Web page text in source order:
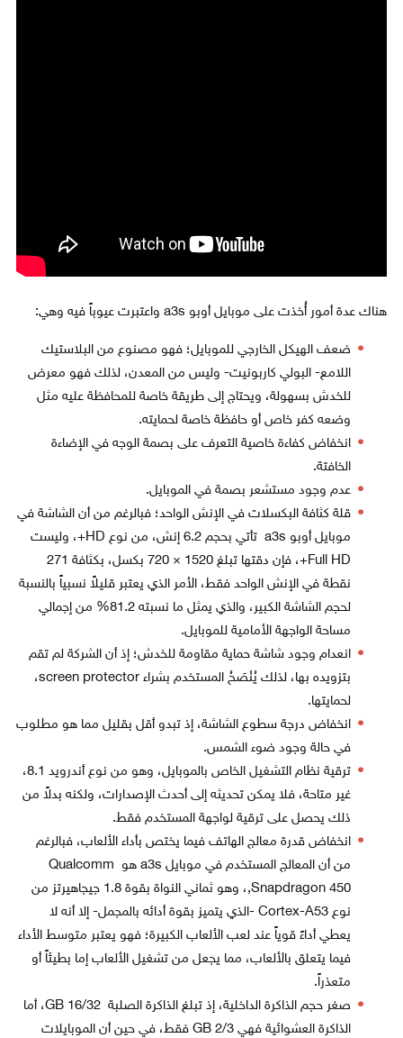
هناك عدة أمور أُخذت على موبايل أوبو a3s واعتبرت عيوباً فيه وهي:
ضعف الهيكل الخارجي للموبايل؛ فهو مصنوع من البلاستيك
اللامع- البولي كاربونيت- وليس من المعدن، لذلك فهو معرض
للخدش بسهولة، ويحتاج إلى طريقة خاصة للمحافظة عليه مثل
وضعه كفر خاص أو حافظة خاصة لحمايته.
انخفاض كفاءة خاصية التعرف على بصمة الوجه في الإضاءة
الخافتة.
عدم وجود مستشعر بصمة في الموبايل.
قلة كثافة البكسلات في الإنش الواحد؛ فبالرغم من أن الشاشة في
موبايل أوبو a3s تأتي بحجم 6.2 إنش، من نوع HD+، وليست
Full HD+، فإن دقتها تبلغ 1520 × 720 بكسل، بكثافة 271
نقطة في الإنش الواحد فقط، الأمر الذي يعتبر قليلاً نسبياً بالنسبة
لحجم الشاشة الكبير، والذي يمثل ما نسبته 81.2% من إجمالي
مساحة الواجهة الأمامية للموبايل.
انعدام وجود شاشة حماية مقاومة للخدش؛ إذ أن الشركة لم تقم
بتزويده بها، لذلك يُنْصَحُ المستخدم بشراء screen protector،
لحمايتها.
انخفاض درجة سطوع الشاشة، إذ تبدو أقل بقليل مما هو مطلوب
في حالة وجود ضوء الشمس.
ترقية نظام التشغيل الخاص بالموبايل، وهو من نوع أندرويد 8.1،
غير متاحة، فلا يمكن تحديثه إلى أحدث الإصدارات، ولكنه بدلاً من
ذلك يحصل على ترقية لواجهة المستخدم فقط.
انخفاض قدرة معالج الهاتف فيما يختص بأداء الألعاب، فبالرغم
من أن المعالج المستخدم في موبايل a3s هو Qualcomm
,Snapdragon 450، وهو ثماني النواة بقوة 1.8 جيجاهيرتز من
نوع Cortex-A53 -الذي يتميز بقوة أدائه بالمجمل- إلا أنه لا
يعطي أداءً قوياً عند لعب الألعاب الكبيرة؛ فهو يعتبر متوسط الأداء
فيما يتعلق بالألعاب، مما يجعل من تشغيل الألعاب إما بطيئاً أو
متعذراً.
صغر حجم الذاكرة الداخلية، إذ تبلغ الذاكرة الصلبة 16/32 GB، أما
الذاكرة العشوائية فهي 2/3 GB فقط، في حين أن الموبايلات